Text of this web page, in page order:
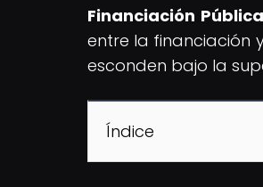
Financiación
entre la financiación
esconden bajo la
Índice